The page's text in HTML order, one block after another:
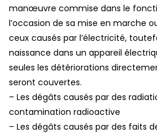
manœuvre commise dans le
l’occasion de sa mise en marche
ceux causés par l’électricité,
naissance dans un appareil
seules les détériorations
seront couvertes.
– Les dégâts causés par des
contamination radioactive
– Les dégâts causés par des faits